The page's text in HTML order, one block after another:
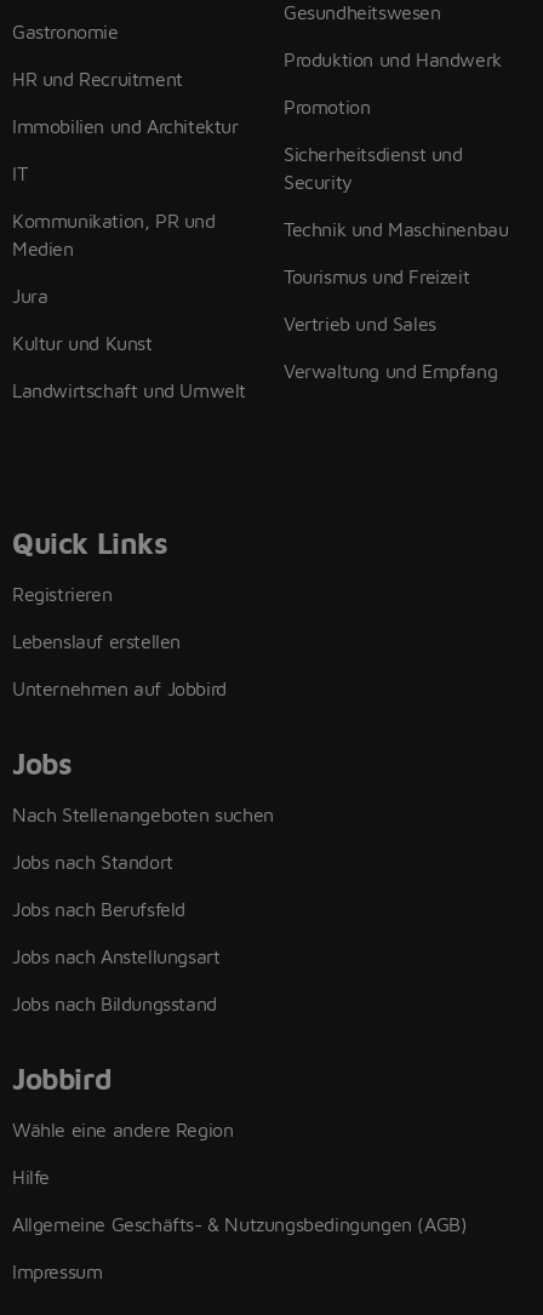
Gastronomie
HR und Recruitment
Immobilien und Architektur
IT
Kommunikation, PR und
Medien
Jura
Kultur und Kunst
Landwirtschaft und Umwelt
Gesundheitswesen
Produktion und Handwerk
Promotion
Sicherheitsdienst und
Security
Technik und Maschinenbau
Tourismus und Freizeit
Vertrieb und Sales
Verwaltung und Empfang
Quick Links
Registrieren
Lebenslauf erstellen
Unternehmen auf Jobbird
Jobs
Nach Stellenangeboten suchen
Jobs nach Standort
Jobs nach Berufsfeld
Jobs nach Anstellungsart
Jobs nach Bildungsstand
Jobbird
Wähle eine andere Region
Hilfe
Allgemeine Geschäfts- & Nutzungsbedingungen (AGB)
Impressum